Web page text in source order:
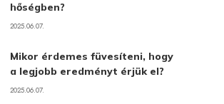
hőségben?
2025.06.07.
Mikor érdemes füvesíteni, hogy
a legjobb eredményt érjük el?
2025.06.07.